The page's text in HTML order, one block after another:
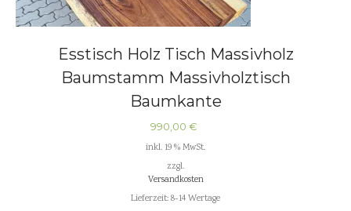
Esstisch Holz Tisch Massivholz
Baumstamm Massivholztisch
Baumkante
990,00 €
inkl. 19 % MwSt.
zzgl.
Versandkosten
Lieferzeit:8-14 Wertage